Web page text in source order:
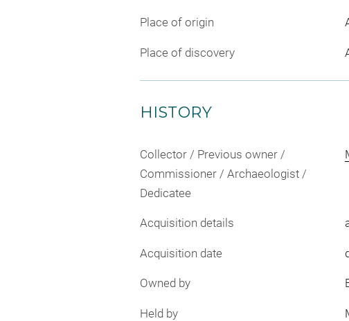
Place of origin
Place of discovery
HISTORY
Collector / Previous owner /
Commissioner / Archaeologist /
Dedicatee
Acquisition details
Acquisition date
Owned by
Held by